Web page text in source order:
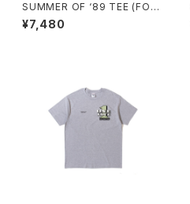
SUMMER OF ‘89 TEE (FOR
EST)
¥7,480